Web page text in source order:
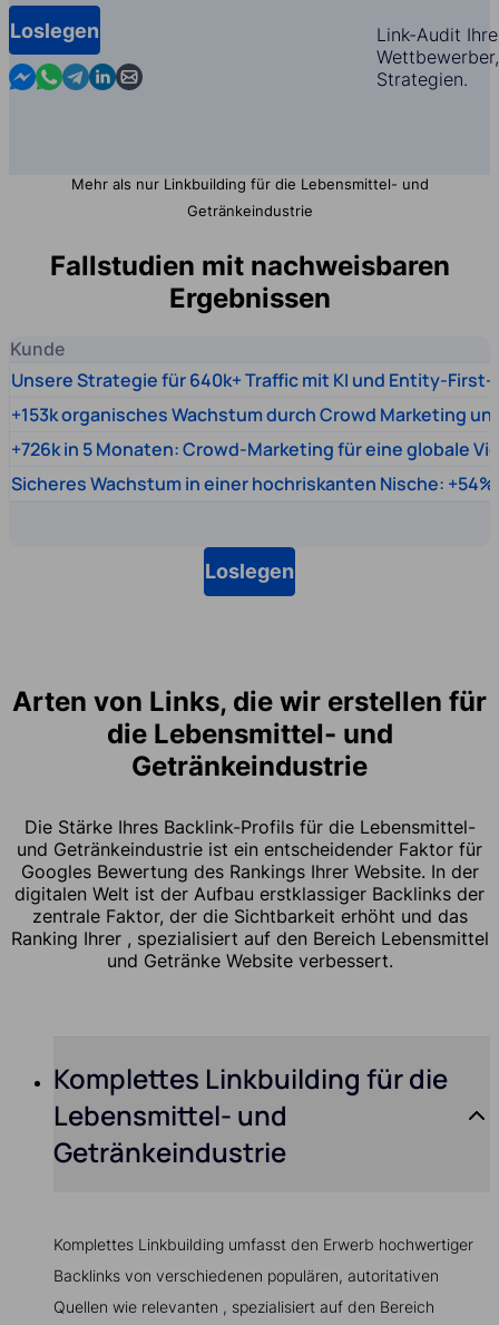
Loslegen
Contact us in Messenger
Contact us in WhatsApp
Contact us in Telegram
Contact us in Linkedin
Contact us by email
Link-Audit
Strategien.
Mehr als nur Linkbuilding für die Lebensmittel- und
Getränkeindustrie
Fallstudien mit nachweisbaren
Ergebnissen
Kunde
Unsere Strategie für 640k+ Traffic mit KI und Entity-
+153k organisches Wachstum durch Crowd Marketing
+726k in 5 Monaten: Crowd-Marketing für eine globale
Sicheres Wachstum in einer hochriskanten Nische:
Loslegen
Arten von Links, die wir erstellen für
die Lebensmittel- und
Getränkeindustrie
Die Stärke Ihres Backlink-Profils für die Lebensmittel-
und Getränkeindustrie ist ein entscheidender Faktor für
Googles Bewertung des Rankings Ihrer Website. In der
digitalen Welt ist der Aufbau erstklassiger Backlinks der
zentrale Faktor, der die Sichtbarkeit erhöht und das
Ranking Ihrer , spezialisiert auf den Bereich Lebensmittel
und Getränke Website verbessert.
Komplettes Linkbuilding für die
Lebensmittel- und
Getränkeindustrie
Komplettes Linkbuilding umfasst den Erwerb hochwertiger
Backlinks von verschiedenen populären, autoritativen
Quellen wie relevanten , spezialisiert auf den Bereich